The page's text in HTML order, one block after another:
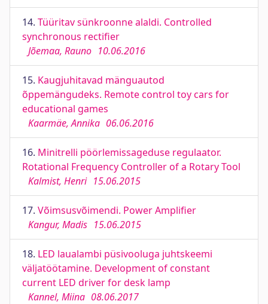
14. Tüüritav sünkroonne alaldi. Controlled
synchronous rectifier
Jõemaa, Rauno 10.06.2016
15. Kaugjuhitavad mänguautod
õppemängudeks. Remote control toy cars for
educational games
Kaarmäe, Annika 06.06.2016
16. Minitrelli pöörlemissageduse regulaator.
Rotational Frequency Controller of a Rotary Tool
Kalmist, Henri 15.06.2015
17. Võimsusvõimendi. Power Amplifier
Kangur, Madis 15.06.2015
18. LED laualambi püsivooluga juhtskeemi
väljatöötamine. Development of constant
current LED driver for desk lamp
Kannel, Miina 08.06.2017